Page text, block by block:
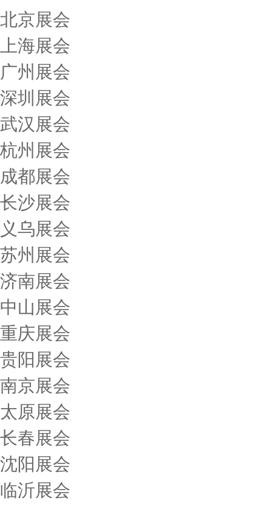
北京展会
上海展会
广州展会
深圳展会
武汉展会
杭州展会
成都展会
长沙展会
义乌展会
苏州展会
济南展会
中山展会
重庆展会
贵阳展会
南京展会
太原展会
长春展会
沈阳展会
临沂展会